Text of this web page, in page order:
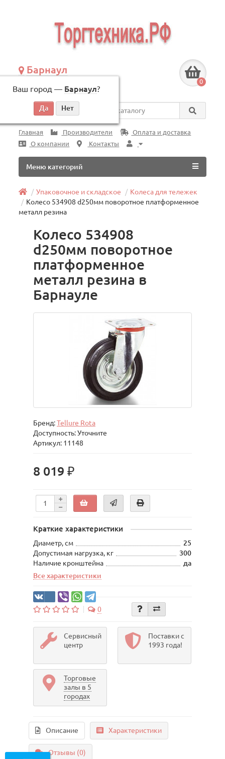
Барнаул
Ваш город — Барнаул?
по будням, с 09:00 до 18:00
0
Везде
Главная Производители
Оплата и доставка
О компании
Контакты
Меню категорий
Упаковочное и складское
Колеса для тележек
Колесо 534908 d250мм поворотное платформенное
металл резина
Колесо 534908
d250мм поворотное
платформенное
металл резина в
Барнауле
Бренд:Tellure Rota
Доступность: Уточните
Артикул: 11148
8 019 ₽
Краткие характеристики
Диаметр, см
25
Допустимая нагрузка, кг
300
Наличие кронштейна
да
Все характеристики
0
Сервисный
центр
Поставки с
1993 года!
Торговые
залы в 5
городах
Описание Характеристики
Отзывы (0)